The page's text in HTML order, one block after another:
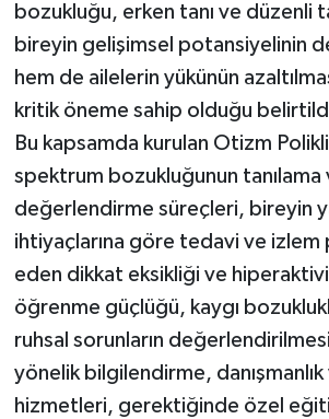
bozukluğu, erken tanı ve düzenli
bireyin gelişimsel potansiyelinin
hem de ailelerin yükünün
kritik öneme sahip olduğu
Bu kapsamda kurulan Otizm
spektrum bozukluğunun tanılama
değerlendirme süreçleri, bireyin
ihtiyaçlarına göre tedavi ve izlem
eden dikkat eksikliği ve
öğrenme güçlüğü, kaygı
ruhsal sorunların
yönelik bilgilendirme,
hizmetleri, gerektiğinde özel